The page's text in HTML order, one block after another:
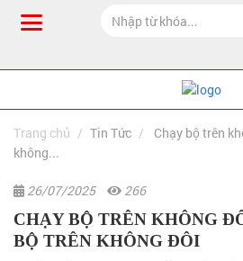
Trang chủ Tin Tức
Chạy bộ trên
không...
26/07/2025 266
CHẠY BỘ TRÊN KHÔNG
BỘ TRÊN KHÔNG ĐÔI